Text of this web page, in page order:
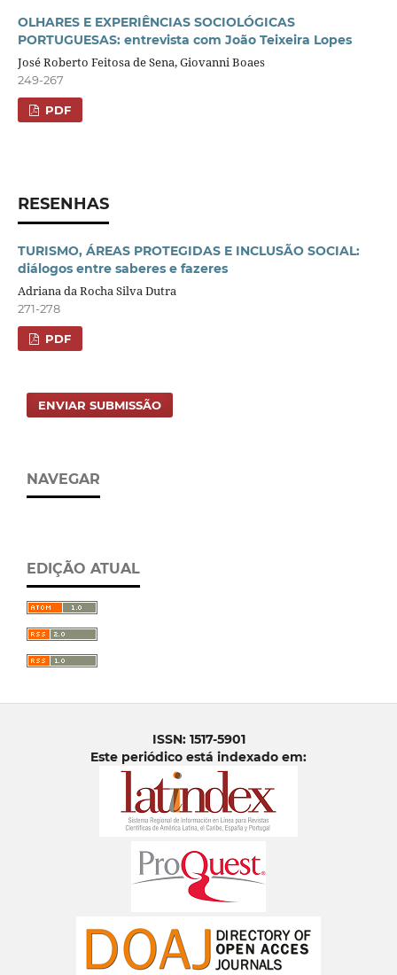
OLHARES E EXPERIÊNCIAS SOCIOLÓGICAS
PORTUGUESAS: entrevista com João Teixeira Lopes
José Roberto Feitosa de Sena, Giovanni Boaes
249-267
PDF
RESENHAS
TURISMO, ÁREAS PROTEGIDAS E INCLUSÃO SOCIAL:
diálogos entre saberes e fazeres
Adriana da Rocha Silva Dutra
271-278
PDF
ENVIAR SUBMISSÃO
NAVEGAR
EDIÇÃO ATUAL
ISSN: 1517-5901
Este periódico está indexado em: